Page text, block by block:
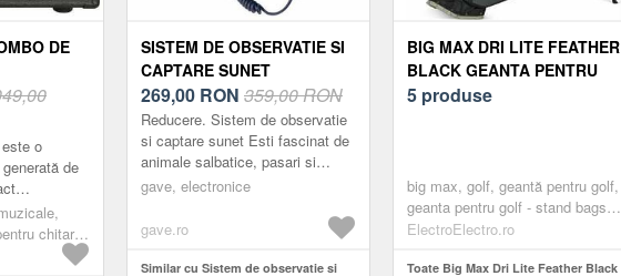
DE
o
de
canal
chitara
...
chitare,
SISTEM DE OBSERVATIE SI
CAPTARE SUNET
269,00 RON 359,00 RON
Reducere. Sistem de observatie
si captare sunet Esti fascinat de
animale salbatice, pasari si
plante? Ai biblioteca plina de
gave, electronice
gave.ro
Similar cu Sistem de observatie si
BIG MAX DRI LITE FEATHER
BLACK GEANTA PENTRU
GOLF
5 produse
big max, golf, geantă pentru golf,
geanta pentru golf - stand bags,
grey black
ElectroElectro.ro
Toate Big Max Dri Lite Feather Black